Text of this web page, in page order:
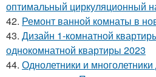
оптимальный циркуляционный
42. Ремонт ванной комнаты в
43. Дизайн 1-комнатной
однокомнатной квартиры 2023
44. Однолетники и